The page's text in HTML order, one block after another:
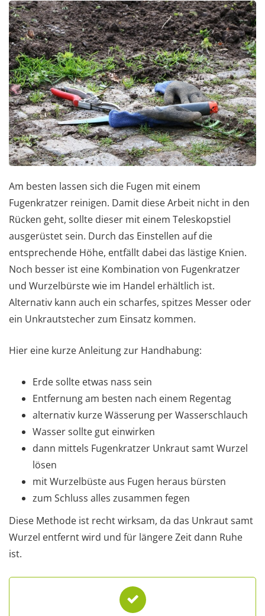
Am besten lassen sich die Fugen mit einem
Fugenkratzer reinigen. Damit diese Arbeit nicht in den
Rücken geht, sollte dieser mit einem Teleskopstiel
ausgerüstet sein. Durch das Einstellen auf die
entsprechende Höhe, entfällt dabei das lästige Knien.
Noch besser ist eine Kombination von Fugenkratzer
und Wurzelbürste wie im Handel erhältlich ist.
Alternativ kann auch ein scharfes, spitzes Messer oder
ein Unkrautstecher zum Einsatz kommen.
Hier eine kurze Anleitung zur Handhabung:
Erde sollte etwas nass sein
Entfernung am besten nach einem Regentag
alternativ kurze Wässerung per Wasserschlauch
Wasser sollte gut einwirken
dann mittels Fugenkratzer Unkraut samt Wurzel
lösen
mit Wurzelbüste aus Fugen heraus bürsten
zum Schluss alles zusammen fegen
Diese Methode ist recht wirksam, da das Unkraut samt
Wurzel entfernt wird und für längere Zeit dann Ruhe
ist.